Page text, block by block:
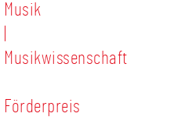
Musik
Musikwissenschaft
Förderpreis